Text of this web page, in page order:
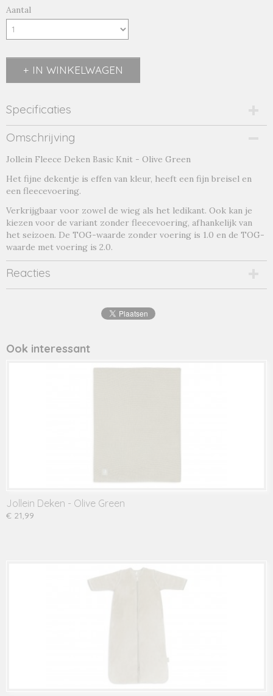
Aantal
IN WINKELWAGEN
Specificaties
Productcode
olive green-1-18856
Productcode leverancier
Omschrijving
Jollein Fleece Deken Basic Knit - Olive Green
Het fijne dekentje is effen van kleur, heeft een fijn breisel en
een fleecevoering.
Verkrijgbaar voor zowel de wieg als het ledikant. Ook kan je
kiezen voor de variant zonder fleecevoering, afhankelijk van
het seizoen. De TOG-waarde zonder voering is 1.0 en de TOG-
waarde met voering is 2.0.
Reacties
Ook interessant
Jollein Deken - Olive Green
€ 21,99